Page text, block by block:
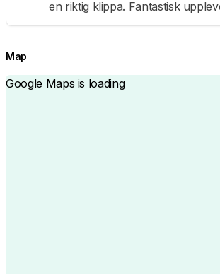
en riktig klippa. Fantastisk
Map
Google Maps is loading